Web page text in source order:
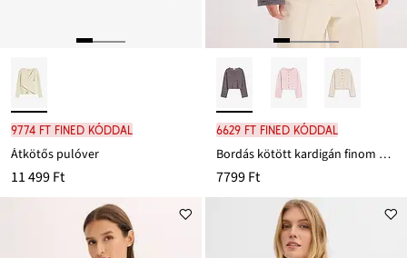
9774 Ft FINED kóddal
Átkötős pulóver
11 499 Ft
6629 Ft FINED kóddal
Bordás kötött kardigán finom kötésmintával
7799 Ft